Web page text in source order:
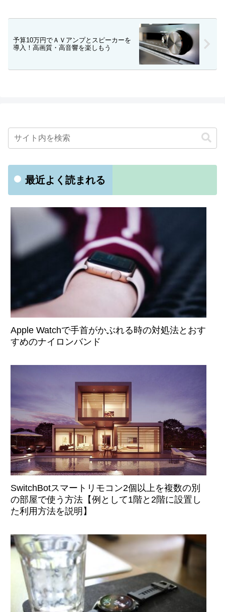
予算10万円でＡＶアンプとスピーカーを
導入！高画質・高音響を楽しもう
最近よく読まれる
Apple Watchで手首がかぶれる時の対処法とおす
すめのナイロンバンド
SwitchBotスマートリモコン2個以上を複数の別
の部屋で使う方法【例として1階と2階に設置し
た利用方法を説明】